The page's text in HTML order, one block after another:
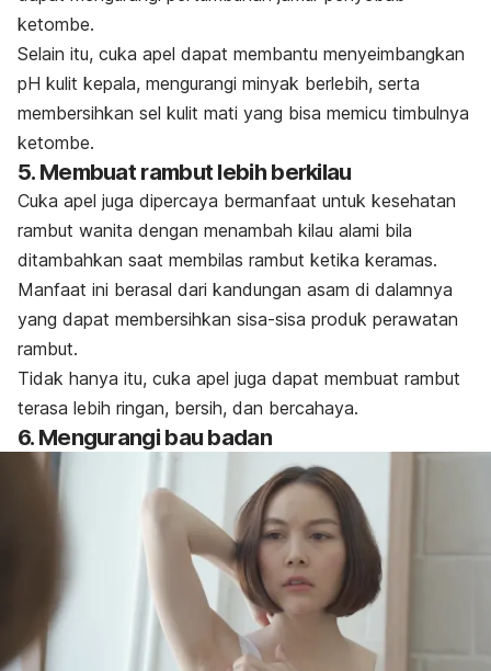
ketombe.
Selain itu, cuka apel dapat membantu menyeimbangkan
pH kulit kepala, mengurangi minyak berlebih, serta
membersihkan sel kulit mati yang bisa memicu timbulnya
ketombe.
5. Membuat rambut lebih berkilau
Cuka apel juga dipercaya bermanfaat untuk kesehatan
rambut wanita dengan menambah kilau alami bila
ditambahkan saat membilas rambut ketika keramas.
Manfaat ini berasal dari kandungan asam di dalamnya
yang dapat membersihkan sisa-sisa produk perawatan
rambut.
Tidak hanya itu, cuka apel juga dapat membuat rambut
terasa lebih ringan, bersih, dan bercahaya.
6. Mengurangi bau badan